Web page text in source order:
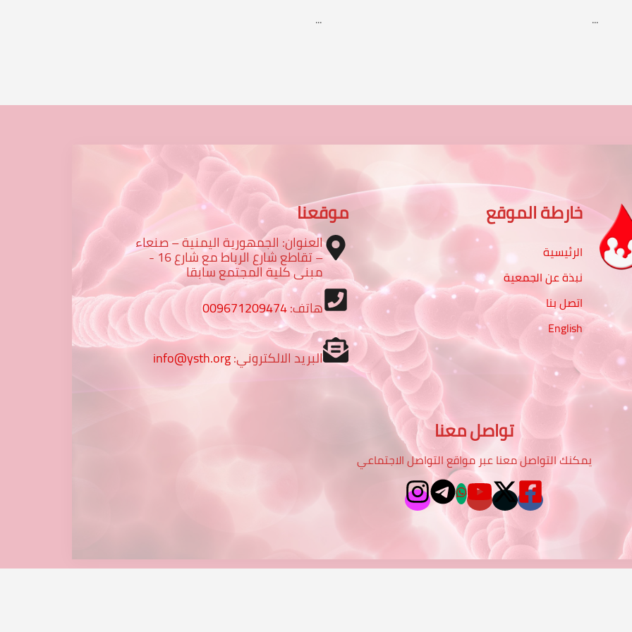
...
...
خارطة الموقع
الرئيسية
نبذة عن الجمعية
اتصل بنا
English
موقعنا
العنوان: الجمهورية اليمنية – صنعاء
– تقاطع شارع الرباط مع شارع 16 -
مبنى كلية المجتمع سابقا
هاتف:009671209474
البريد الالكتروني:info@ysth.org
تواصل معنا
يمكنك التواصل معنا عبر مواقع التواصل الاجتماعي